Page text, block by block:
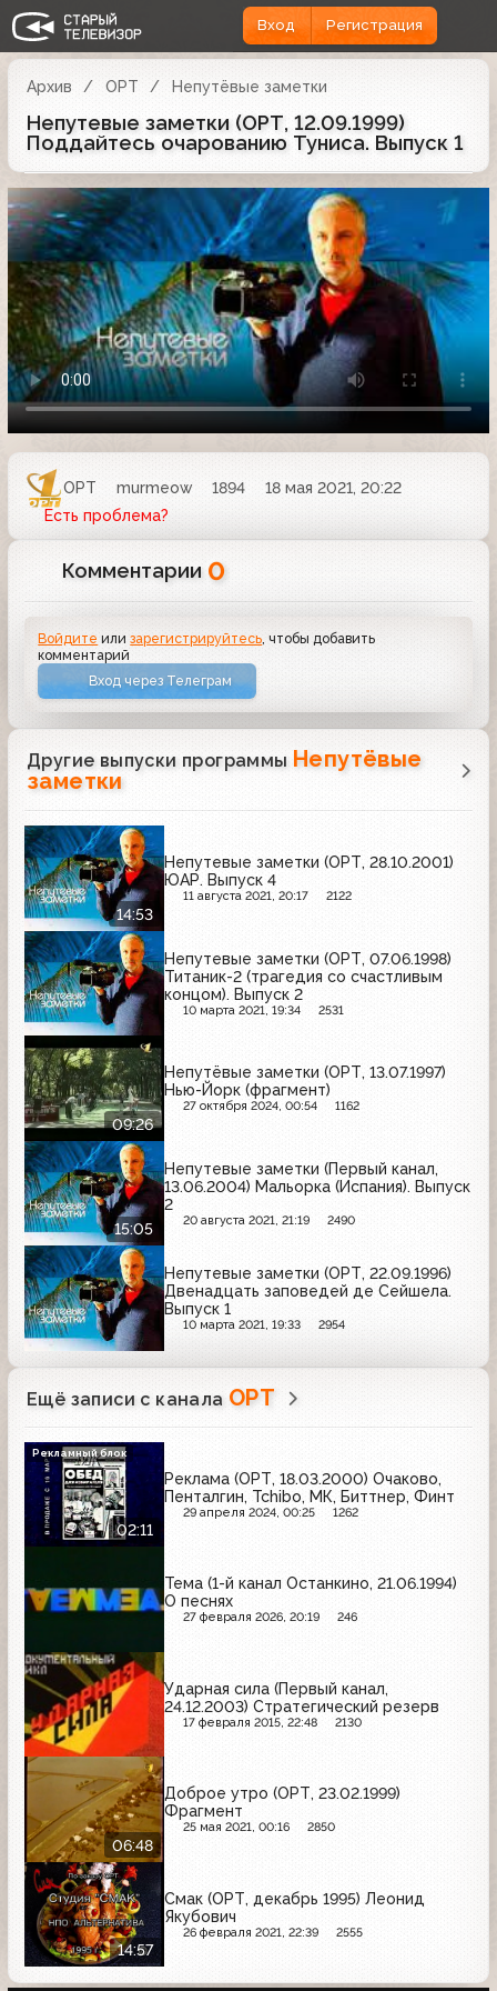
Вход Регистрация
Архив ОРТ Непутёвые заметки
Непутевые заметки (ОРТ, 12.09.1999)
Поддайтесь очарованию Туниса. Выпуск 1
ОРТ murmeow 1894
18 мая 2021, 20:22
Есть проблема?
Комментарии 0
Войдите илизарегистрируйтесь , чтобы добавить
комментарий
Вход через Телеграм
Другие выпуски программы Непутёвые
заметки
14:53
Непутевые заметки (ОРТ, 28.10.2001)
ЮАР. Выпуск 4
11 августа 2021, 20:17 2122
Непутевые заметки (ОРТ, 07.06.1998)
Титаник-2 (трагедия со счастливым
концом). Выпуск 2
10 марта 2021, 19:34 2531
09:26
Непутёвые заметки (ОРТ, 13.07.1997)
Нью-Йорк (фрагмент)
27 октября 2024, 00:54 1162
15:05
Непутевые заметки (Первый канал,
13.06.2004) Мальорка (Испания). Выпуск
2
20 августа 2021, 21:19 2490
Непутевые заметки (ОРТ, 22.09.1996)
Двенадцать заповедей де Сейшела.
Выпуск 1
10 марта 2021, 19:33 2954
Ещё записи с канала ОРТ
02:11
Реклама (ОРТ, 18.03.2000) Очаково,
Пенталгин, Tchibo, МК, Биттнер, Финт
29 апреля 2024, 00:25 1262
Рекламный блок
Тема (1-й канал Останкино, 21.06.1994)
О песнях
27 февраля 2026, 20:19 246
Ударная сила (Первый канал,
24.12.2003) Стратегический резерв
17 февраля 2015, 22:48 2130
06:48
Доброе утро (ОРТ, 23.02.1999)
Фрагмент
25 мая 2021, 00:16 2850
14:57
Смак (ОРТ, декабрь 1995) Леонид
Якубович
26 февраля 2021, 22:39 2555